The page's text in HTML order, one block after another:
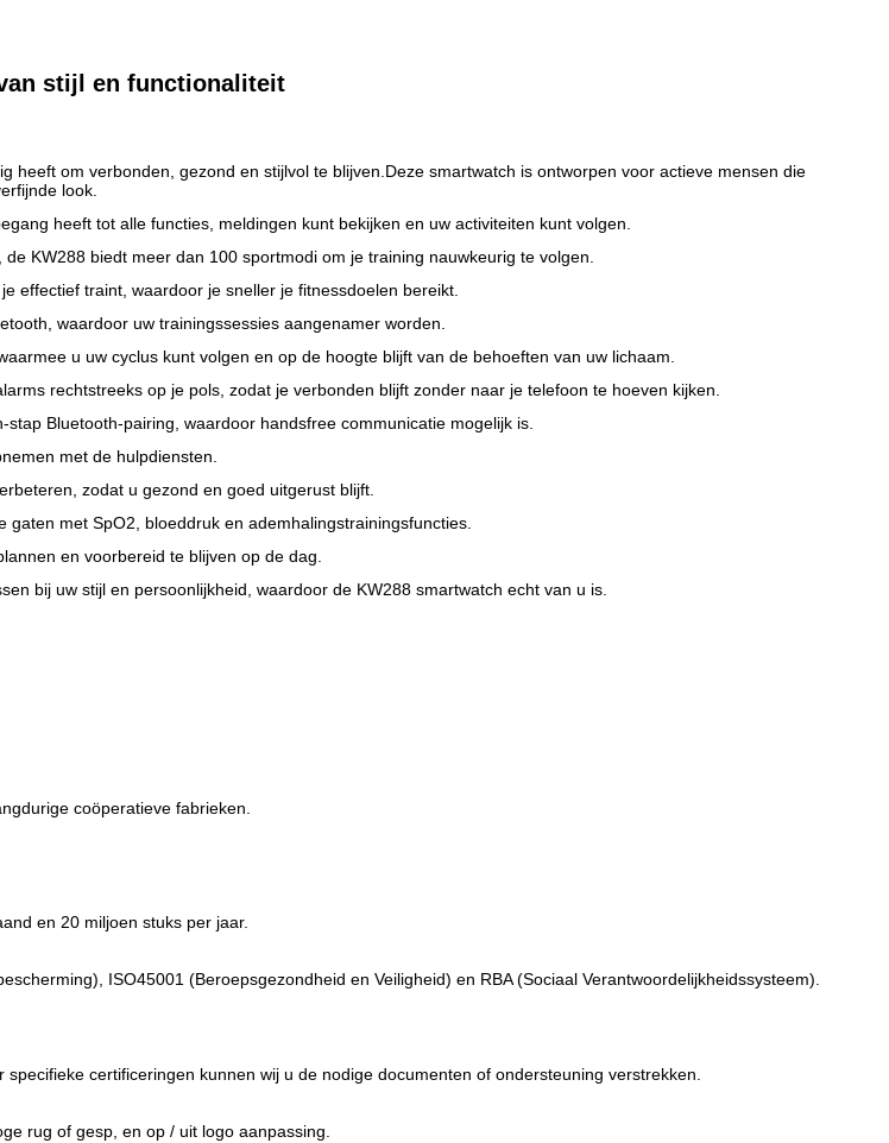
stijl en functionaliteit
heeft om verbonden, gezond en stijlvol te blijven.Deze smartwatch is ontworpen voor actieve mensen die
look.
heeft tot alle functies, meldingen kunt bekijken en uw activiteiten kunt volgen.
KW288 biedt meer dan 100 sportmodi om je training nauwkeurig te volgen.
effectief traint, waardoor je sneller je fitnessdoelen bereikt.
waardoor uw trainingssessies aangenamer worden.
u uw cyclus kunt volgen en op de hoogte blijft van de behoeften van uw lichaam.
rechtstreeks op je pols, zodat je verbonden blijft zonder naar je telefoon te hoeven kijken.
Bluetooth-pairing, waardoor handsfree communicatie mogelijk is.
met de hulpdiensten.
zodat u gezond en goed uitgerust blijft.
gaten met SpO2, bloeddruk en ademhalingstrainingsfuncties.
en voorbereid te blijven op de dag.
bij uw stijl en persoonlijkheid, waardoor de KW288 smartwatch echt van u is.
coöperatieve fabrieken.
en 20 miljoen stuks per jaar.
ISO45001 (Beroepsgezondheid en Veiligheid) en RBA (Sociaal Verantwoordelijkheidssysteem).
certificeringen kunnen wij u de nodige documenten of ondersteuning verstrekken.
rug of gesp, en op / uit logo aanpassing.